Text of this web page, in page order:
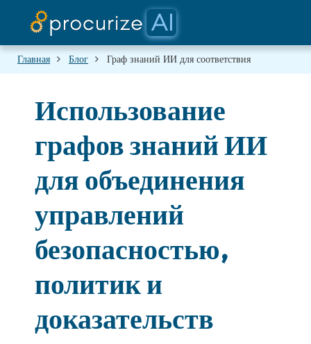
Главная Блог Граф знаний ИИ для соответствия
Использование
графов знаний ИИ
для объединения
управлений
безопасностью,
политик и
доказательств